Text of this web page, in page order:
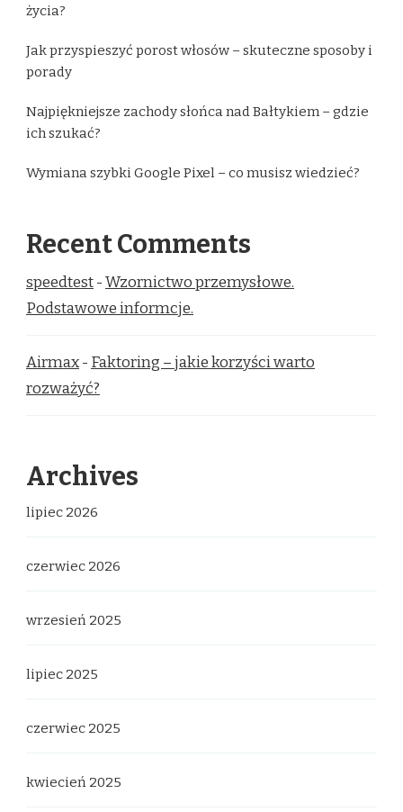
życia?
Jak przyspieszyć porost włosów – skuteczne sposoby i
porady
Najpiękniejsze zachody słońca nad Bałtykiem – gdzie
ich szukać?
Wymiana szybki Google Pixel – co musisz wiedzieć?
Recent Comments
speedtest-Wzornictwo przemysłowe.
Podstawowe informcje.
Airmax- Faktoring – jakie korzyści warto
rozważyć?
Archives
lipiec 2026
czerwiec 2026
wrzesień 2025
lipiec 2025
czerwiec 2025
kwiecień 2025